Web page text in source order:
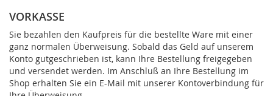
VORKASSE
Sie bezahlen den Kaufpreis für die bestellte Ware mit einer
ganz normalen Überweisung. Sobald das Geld auf unserem
Konto gutgeschrieben ist, kann Ihre Bestellung freigegeben
und versendet werden. Im Anschluß an Ihre Bestellung im
Shop erhalten Sie ein E-Mail mit unserer Kontoverbindung für